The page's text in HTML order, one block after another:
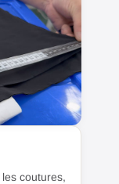
coutures,